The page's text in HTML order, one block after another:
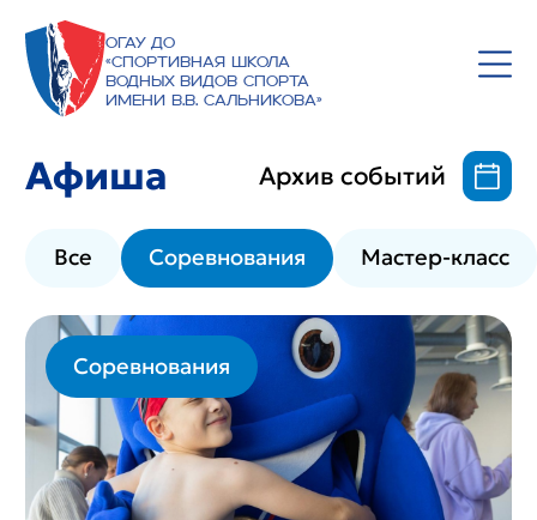
ОГАУ ДО
«Спортивная школа
водных видов спорта
имени В.В. Сальникова»
Афиша Архив событий
Все Соревнования Мастер-класс
Соревнования